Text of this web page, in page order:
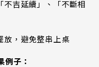
不吉延續」、「不斷相
放，避免整串上桌
例子：